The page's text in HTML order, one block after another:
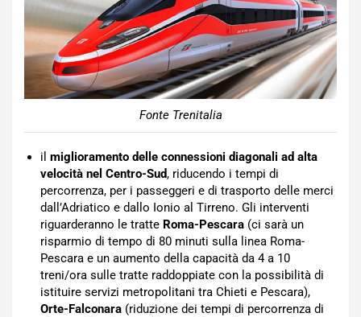
Fonte Trenitalia
il miglioramento delle connessioni diagonali ad alta
velocità nel Centro-Sud, riducendo i tempi di
percorrenza, per i passeggeri e di trasporto delle merci
dall’Adriatico e dallo Ionio al Tirreno. Gli interventi
riguarderanno le tratte Roma-Pescara (ci sarà un
risparmio di tempo di 80 minuti sulla linea Roma-
Pescara e un aumento della capacità da 4 a 10
treni/ora sulle tratte raddoppiate con la possibilità di
istituire servizi metropolitani tra Chieti e Pescara),
Orte-Falconara (riduzione dei tempi di percorrenza di